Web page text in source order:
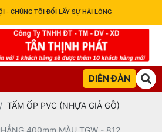
- CHÚNG TÔI ĐỔI LẤY SỰ HÀI LÒNG
DIỄN ĐÀN
TẤM ỐP PVC (NHỰA GIẢ GỖ)
400mm MÀU TGW - 812